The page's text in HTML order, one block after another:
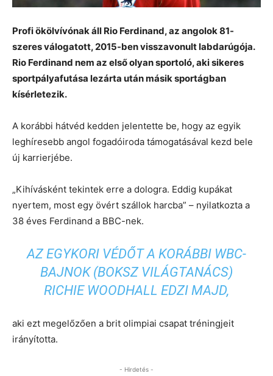
Profi ökölvívónak áll Rio Ferdinand, az angolok 81-
szeres válogatott, 2015-ben visszavonult labdarúgója.
Rio Ferdinand nem az első olyan sportoló, aki sikeres
sportpályafutása lezárta után másik sportágban
kísérletezik.
A korábbi hátvéd kedden jelentette be, hogy az egyik
leghíresebb angol fogadóiroda támogatásával kezd bele
új karrierjébe.
„Kihívásként tekintek erre a dologra. Eddig kupákat
nyertem, most egy övért szállok harcba” – nyilatkozta a
38 éves Ferdinand a BBC-nek.
AZ EGYKORI VÉDŐT A KORÁBBI WBC-
BAJNOK (BOKSZ VILÁGTANÁCS)
RICHIE WOODHALL EDZI MAJD,
aki ezt megelőzően a brit olimpiai csapat tréningjeit
irányította.
- Hirdetés -